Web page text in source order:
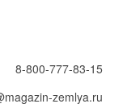
8-800-777-83-15
zemlya.ru